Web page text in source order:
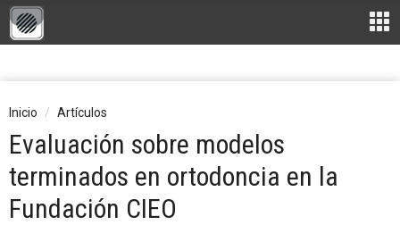
Inicio Artículos
Evaluación sobre modelos
terminados en ortodoncia en la
Fundación CIEO